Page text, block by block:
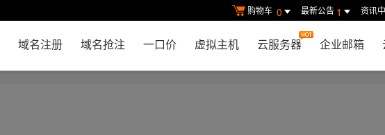
购物车 0 最新公告 1 资讯
域名注册 域名抢注 一口价 虚拟主机 云服务器 企业邮箱